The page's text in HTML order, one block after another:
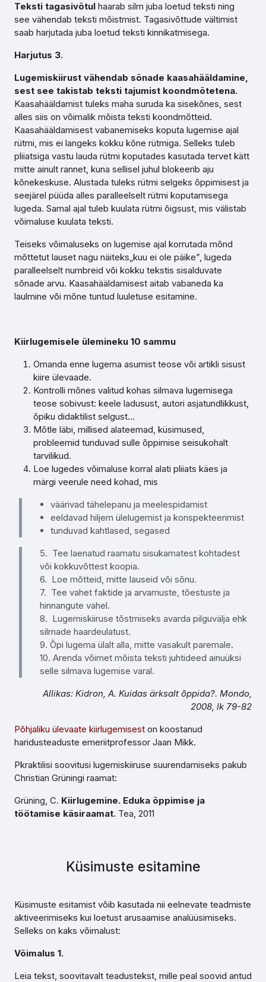
Teksti tagasivõtul haarab silm juba loetud teksti ning
see vähendab teksti mõistmist. Tagasivõttude vältimist
saab harjutada juba loetud teksti kinnikatmisega.
Harjutus 3.
Lugemiskiirust vähendab sõnade kaasahääldamine,
sest see takistab teksti tajumist koondmõtetena.
Kaasahääldamist tuleks maha suruda ka sisekõnes, sest
alles siis on võimalik mõista teksti koondmõtteid.
Kaasahääldamisest vabanemiseks koputa lugemise ajal
rütmi, mis ei langeks kokku kõne rütmiga. Selleks tuleb
pliiatsiga vastu lauda rütmi koputades kasutada tervet kätt
mitte ainult rannet, kuna sellisel juhul blokeerib aju
kõnekeskuse. Alustada tuleks rütmi selgeks õppimisest ja
seejärel püüda alles paralleelselt rütmi koputamisega
lugeda. Samal ajal tuleb kuulata rütmi õigsust, mis välistab
võimaluse kuulata teksti.
Teiseks võimaluseks on lugemise ajal korrutada mõnd
mõttetut lauset nagu näiteks„kuu ei ole päike”, lugeda
paralleelselt numbreid või kokku tekstis sisalduvate
sõnade arvu. Kaasahääldamisest aitab vabaneda ka
laulmine või mõne tuntud luuletuse esitamine.
Kiirlugemisele ülemineku 10 sammu
Omanda enne lugema asumist teose või artikli sisust
kiire ülevaade.
Kontrolli mõnes valitud kohas silmava lugemisega
teose sobivust: keele ladusust, autori asjatundlikkust,
õpiku didaktilist selgust...
Mõtle läbi, millised alateemad, küsimused,
probleemid tunduvad sulle õppimise seisukohalt
tarvilikud.
Loe lugedes võimaluse korral alati pliiats käes ja
märgi veerule need kohad, mis
väärivad tähelepanu ja meelespidamist
eeldavad hiljem ülelugemist ja konspekteerimist
tunduvad kahtlased, segased
5. Tee laenatud raamatu sisukamatest kohtadest
või kokkuvõttest koopia.
6. Loe mõtteid, mitte lauseid või sõnu.
7. Tee vahet faktide ja arvamuste, tõestuste ja
hinnangute vahel.
8. Lugemiskiiruse tõstmiseks avarda pilguvälja ehk
silmade haardeulatust.
9. Õpi lugema ülalt alla, mitte vasakult paremale.
10. Arenda võimet mõista teksti juhtideed ainuüksi
selle silmava lugemise varal.
Allikas: Kidron, A. Kuidas ärksalt õppida?. Mondo,
2008, lk 79-82
Põhjaliku ülevaate kiirlugemisest on koostanud
haridusteaduste emeriitprofessor Jaan Mikk.
Pkraktilisi soovitusi lugemiskiiruse suurendamiseks pakub
Christian Grüningi raamat:
Grüning, C. Kiirlugemine. Eduka õppimise ja
töötamise käsiraamat. Tea, 2011
Küsimuste esitamine
Küsimuste esitamist võib kasutada nii eelnevate teadmiste
aktiveerimiseks kui loetust arusaamise analüüsimiseks.
Selleks on kaks võimalust:
Võimalus 1.
Leia tekst, soovitavalt teadustekst, mille peal soovid antud